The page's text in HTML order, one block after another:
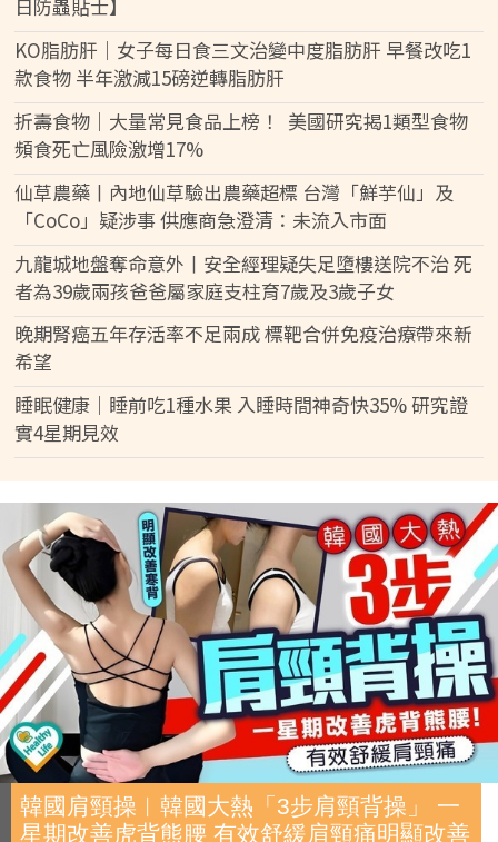
日防蟲貼士】
KO脂肪肝｜女子每日食三文治變中度脂肪肝 早餐改吃1
款食物 半年激減15磅逆轉脂肪肝
折壽食物｜大量常見食品上榜！ 美國研究揭1類型食物
頻食死亡風險激增17%
仙草農藥丨內地仙草驗出農藥超標 台灣「鮮芋仙」及
「CoCo」疑涉事 供應商急澄清：未流入市面
九龍城地盤奪命意外丨安全經理疑失足墮樓送院不治 死
者為39歲兩孩爸爸屬家庭支柱育7歲及3歲子女
晚期腎癌五年存活率不足兩成 標靶合併免疫治療帶來新
希望
睡眠健康｜睡前吃1種水果 入睡時間神奇快35% 研究證
實4星期見效
韓國肩頸操︱韓國大熱「3步肩頸背操」 一
星期改善虎背熊腰 有效舒緩肩頸痛明顯改善